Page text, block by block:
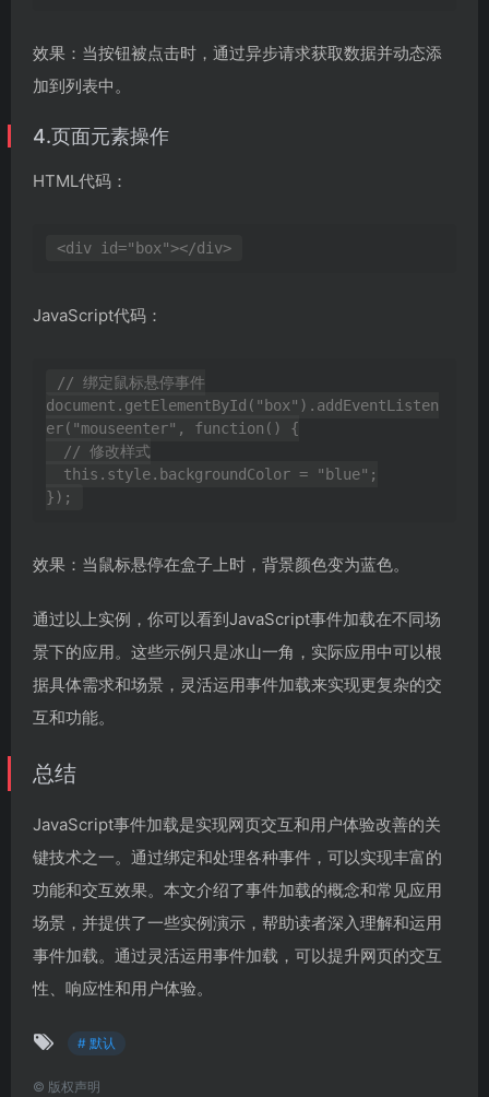
效果：当按钮被点击时，通过异步请求获取数据并动态添
加到列表中。
4.页面元素操作
HTML代码：
JavaScript代码：
// 绑定鼠标悬停事件
document.getElementById("box").addEventListen
er("mouseenter", function() {
效果：当鼠标悬停在盒子上时，背景颜色变为蓝色。
通过以上实例，你可以看到JavaScript事件加载在不同场
景下的应用。这些示例只是冰山一角，实际应用中可以根
据具体需求和场景，灵活运用事件加载来实现更复杂的交
互和功能。
总结
JavaScript事件加载是实现网页交互和用户体验改善的关
键技术之一。通过绑定和处理各种事件，可以实现丰富的
功能和交互效果。本文介绍了事件加载的概念和常见应用
场景，并提供了一些实例演示，帮助读者深入理解和运用
事件加载。通过灵活运用事件加载，可以提升网页的交互
性、响应性和用户体验。
# 默认
© 版权声明